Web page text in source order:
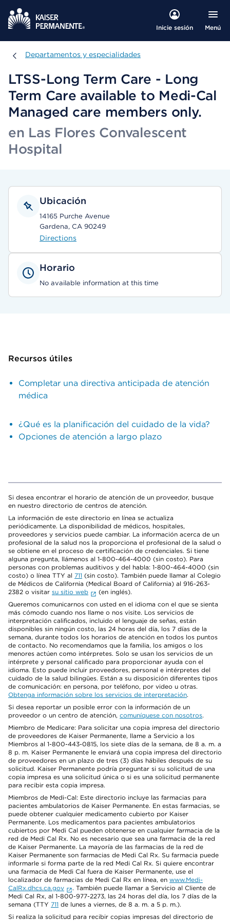
Inicie sesión Menú
Departamentos y especialidades
Departamentos y especialidades
LTSS-Long Term Care - Long
Term Care available to Medi-Cal
Managed care members only.
en Las Flores Convalescent
Hospital
Ubicación
14165 Purche Avenue
Gardena, CA 90249
Directions
Horario
No available information at this time
Recursos útiles
Completar una directiva anticipada de atención
médica
¿Qué es la planificación del cuidado de la vida?
Opciones de atención a largo plazo
Si desea encontrar el horario de atención de un proveedor, busque
en nuestro directorio de centros de atención.
La información de este directorio en línea se actualiza
periódicamente. La disponibilidad de médicos, hospitales,
proveedores y servicios puede cambiar. La información acerca de un
profesional de la salud nos la proporciona el profesional de la salud o
se obtiene en el proceso de certificación de credenciales. Si tiene
alguna pregunta, llámenos al 1-800-464-4000 (sin costo). Para
personas con problemas auditivos y del habla: 1-800-464-4000 (sin
costo) o línea TTY al 711 (sin costo). También puede llamar al Colegio
de Médicos de California (Medical Board of California) al 916-263-
2382 o visitar su sitio web
(en inglés).
Queremos comunicarnos con usted en el idioma con el que se sienta
más cómodo cuando nos llame o nos visite. Los servicios de
interpretación calificados, incluido el lenguaje de señas, están
disponibles sin ningún costo, las 24 horas del día, los 7 días de la
semana, durante todos los horarios de atención en todos los puntos
de contacto. No recomendamos que la familia, los amigos o los
menores actúen como intérpretes. Solo se usan los servicios de un
intérprete y personal calificado para proporcionar ayuda con el
idioma. Esto puede incluir proveedores, personal e intérpretes del
cuidado de la salud bilingües. Están a su disposición diferentes tipos
de comunicación: en persona, por teléfono, por video u otras.
Obtenga información sobre los servicios de interpretación.
Si desea reportar un posible error con la información de un
proveedor o un centro de atención, comuníquese con nosotros.
Miembro de Medicare: Para solicitar una copia impresa del directorio
de proveedores de Kaiser Permanente, llame a Servicio a los
Miembros al 1-800-443-0815, los siete días de la semana, de 8 a. m. a
8 p. m. Kaiser Permanente le enviará una copia impresa del directorio
de proveedores en un plazo de tres (3) días hábiles después de su
solicitud. Kaiser Permanente podría preguntar si su solicitud de una
copia impresa es una solicitud única o si es una solicitud permanente
para recibir esta copia impresa.
Miembros de Medi-Cal: Este directorio incluye las farmacias para
pacientes ambulatorios de Kaiser Permanente. En estas farmacias, se
puede obtener cualquier medicamento cubierto por Kaiser
Permanente. Los medicamentos para pacientes ambulatorios
cubiertos por Medi Cal pueden obtenerse en cualquier farmacia de la
red de Medi Cal Rx. No es necesario que sea una farmacia de la red
de Kaiser Permanente. La mayoría de las farmacias de la red de
Kaiser Permanente son farmacias de Medi Cal Rx. Su farmacia puede
informarle si forma parte de la red Medi Cal Rx. Si quiere encontrar
una farmacia de Medi Cal fuera de Kaiser Permanente, use el
localizador de farmacias de Medi Cal Rx en línea, en www.Medi-
CalRx.dhcs.ca.gov
. También puede llamar a Servicio al Cliente de
Medi Cal Rx, al 1-800-977-2273, las 24 horas del día, los 7 días de la
semana (TTY 711 de lunes a viernes, de 8 a. m. a 5 p. m.).
Si realiza la solicitud para recibir copias impresas del directorio de